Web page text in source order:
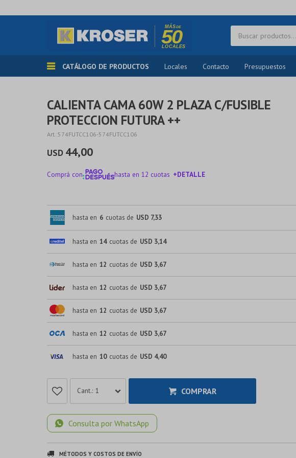
CATÁLOGO DE PRODUCTOS Locales Contacto Presupuestos
CALIENTA CAMA 60W 2 PLAZA C/FUSIBLE
PROTECCION FUTURA ++
574FUTCC106-574FUTCC106
USD 44,00
Comprá con hasta en 12 cuotas +DETALLE
hasta en 6 cuotas de USD 7,33
hasta en 14 cuotas de USD 3,14
hasta en 12 cuotas de USD 3,67
hasta en 12 cuotas de USD 3,67
hasta en 12 cuotas de USD 3,67
hasta en 12 cuotas de USD 3,67
hasta en 10 cuotas de USD 4,40
1 COMPRAR
Consulta por WhatsApp
MÉTODOS Y COSTOS DE ENVÍO